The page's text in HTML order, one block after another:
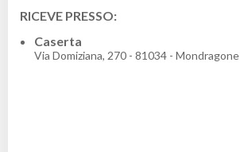
RICEVE PRESSO:
Caserta
Via Domiziana, 270 - 81034 - Mondragone